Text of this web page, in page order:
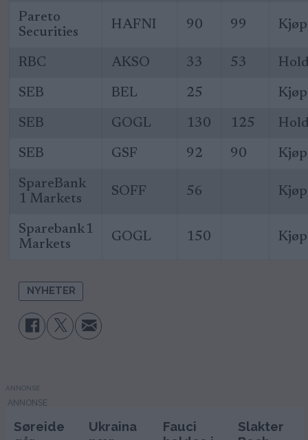
Pareto
Securities
HAFNI 90 99 Kjøp
RBC AKSO 33 53
SEB BEL 25 Kjøp
SEB GOGL 130 125
SEB GSF 92 90 Kjøp
SpareBank
1 Markets
SOFF 56 Kjøp
Sparebank1
Markets
GOGL 150 Kjøp
NYHETER
ANNONSE
Søreide
Ukraina
Fauci
Slakter